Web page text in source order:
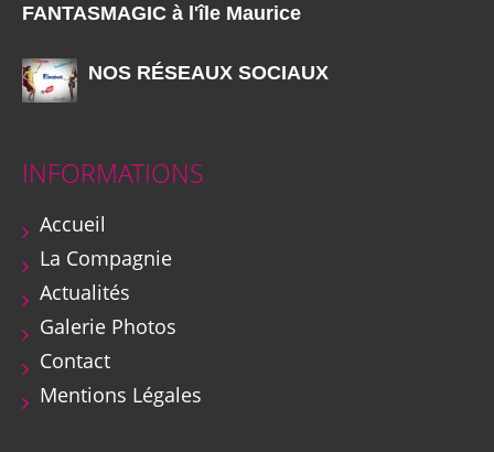
FANTASMAGIC à l'île Maurice
NOS RÉSEAUX SOCIAUX
INFORMATIONS
Accueil
La Compagnie
Actualités
Galerie Photos
Contact
Mentions Légales